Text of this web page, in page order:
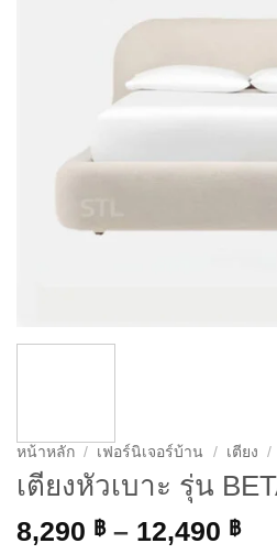
หน้าหลัก / เฟอร์นิเจอร์บ้าน / เตียง /
เตียงหัวเบาะ รุ่น
8,290 ฿ – 12,490 ฿